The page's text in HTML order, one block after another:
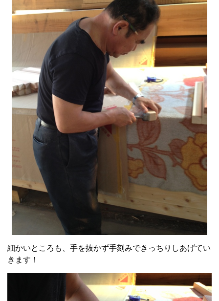
細かいところも、手を抜かず手刻みできっちりしあげてい
きます！